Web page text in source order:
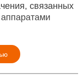
связанных